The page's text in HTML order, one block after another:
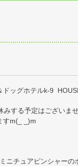
ッグホテルk-9
する予定はございま
すm(_ _)m
ニチュアピンシャー